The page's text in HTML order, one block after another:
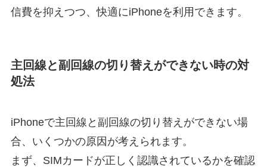
信費を抑えつつ、快適にiPhoneを利用できます。
主回線と副回線の切り替えができない時の対
処法
iPhoneで主回線と副回線の切り替えができない場
合、いくつかの原因が考えられます。
まず、SIMカードが正しく認識されているかを確認